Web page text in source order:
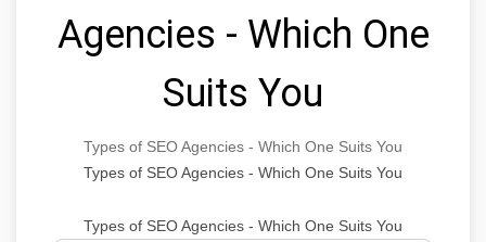
Agencies - Which One
Suits You
Types of SEO Agencies - Which One Suits You
Types of SEO Agencies - Which One Suits You
Types of SEO Agencies - Which One Suits You